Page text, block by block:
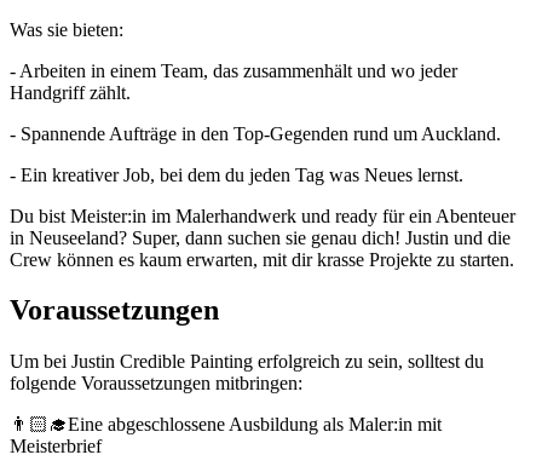
Was sie bieten:
- Arbeiten in einem Team, das zusammenhält und wo jeder
Handgriff zählt.
- Spannende Aufträge in den Top-Gegenden rund um Auckland.
- Ein kreativer Job, bei dem du jeden Tag was Neues lernst.
Du bist Meister:in im Malerhandwerk und ready für ein Abenteuer
in Neuseeland? Super, dann suchen sie genau dich! Justin und die
Crew können es kaum erwarten, mit dir krasse Projekte zu starten.
Voraussetzungen
Um bei Justin Credible Painting erfolgreich zu sein, solltest du
folgende Voraussetzungen mitbringen:
👨🏻‍🎓Eine abgeschlossene Ausbildung als Maler:in mit
Meisterbrief